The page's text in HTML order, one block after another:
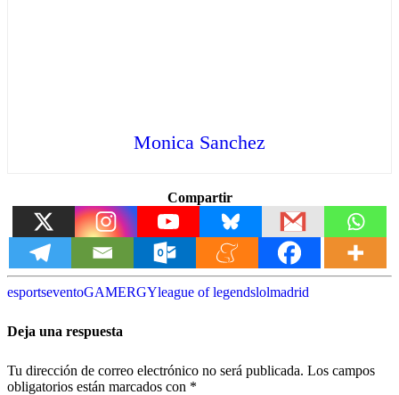
Monica Sanchez
Compartir
esportseventoGAMERGYleague of legendslolmadrid
Deja una respuesta
Tu dirección de correo electrónico no será publicada. Los campos
obligatorios están marcados con *